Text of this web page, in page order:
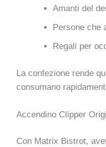
Amanti del
Persone che
Regali per
La confezione rende
consumano
Accendino Clipper
Con Matrix Bistrot,